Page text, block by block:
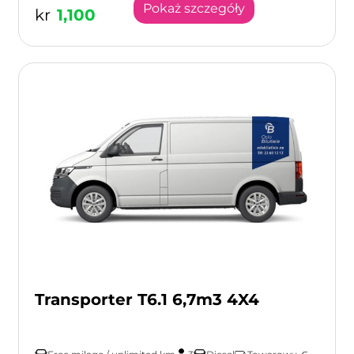
kr 1,100 Pokaż szczegóły
Transporter T6.1 6,7m3 4X4